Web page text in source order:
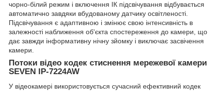
чорно-білий режим і включення ІК підсвічування відбувається
автоматично завдяки вбудованому датчику освітленості.
Підсвічування є адаптивною і змінює свою інтенсивність в
залежності наближення об'єкта спостереження до камери, що
дає завжди інформативну нічну зйомку і виключає засвічення
камери.
Потоки відео кодек стиснення мережевої камери
SEVEN IP-7224AW
У відеокамері використовується сучасний ефективний кодек